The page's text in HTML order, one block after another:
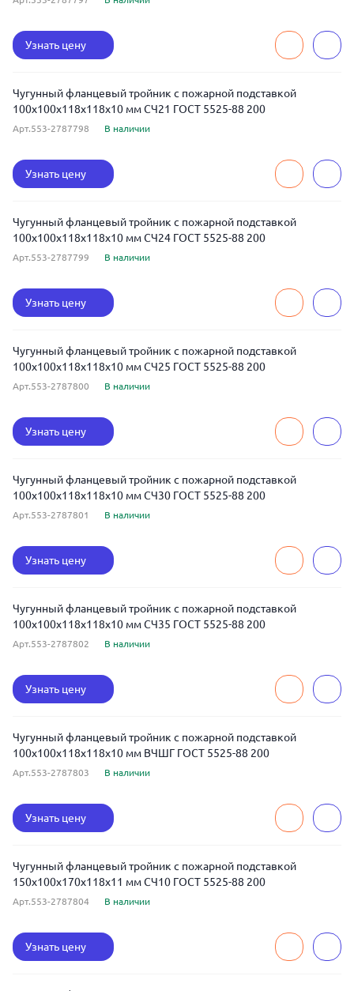
Узнать цену
Чугунный фланцевый тройник с пожарной подставкой
100x100x118x118x10 мм СЧ21 ГОСТ 5525-88 200
Арт.553-2787798 В наличии
Узнать цену
Чугунный фланцевый тройник с пожарной подставкой
100x100x118x118x10 мм СЧ24 ГОСТ 5525-88 200
Арт.553-2787799 В наличии
Узнать цену
Чугунный фланцевый тройник с пожарной подставкой
100x100x118x118x10 мм СЧ25 ГОСТ 5525-88 200
Арт.553-2787800 В наличии
Узнать цену
Чугунный фланцевый тройник с пожарной подставкой
100x100x118x118x10 мм СЧ30 ГОСТ 5525-88 200
Арт.553-2787801 В наличии
Узнать цену
Чугунный фланцевый тройник с пожарной подставкой
100x100x118x118x10 мм СЧ35 ГОСТ 5525-88 200
Арт.553-2787802 В наличии
Узнать цену
Чугунный фланцевый тройник с пожарной подставкой
100x100x118x118x10 мм ВЧШГ ГОСТ 5525-88 200
Арт.553-2787803 В наличии
Узнать цену
Чугунный фланцевый тройник с пожарной подставкой
150x100x170x118x11 мм СЧ10 ГОСТ 5525-88 200
Арт.553-2787804 В наличии
Узнать цену